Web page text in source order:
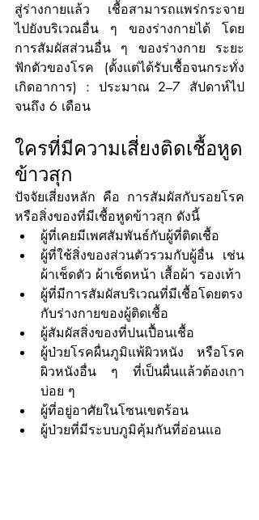
สู่ร่างกายแล้ว เชื้อสามารถแพร่กระจาย
ไปยังบริเวณอื่น ๆ ของร่างกายได้ โดย
การสัมผัสส่วนอื่น ๆ ของร่างกาย ระยะ
ฟักตัวของโรค (ตั้งแต่ได้รับเชื้อจนกระทั่ง
เกิดอาการ) : ประมาณ 2–7 สัปดาห์ไป
จนถึง 6 เดือน
ใครที่มีความเสี่ยงติดเชื้อหูด
ข้าวสุก
ปัจจัยเสี่ยงหลัก คือ การสัมผัสกับรอยโรค
หรือสิ่งของที่มีเชื้อหูดข้าวสุก ดังนี้
ผู้ที่เคยมีเพศสัมพันธ์กับผู้ที่ติดเชื้อ
ผู้ที่ใช้สิ่งของส่วนตัวรวมกับผู้อื่น เช่น
ผ้าเช็ดตัว ผ้าเช็ดหน้า เสื้อผ้า รองเท้า
ผู้ที่มีการสัมผัสบริเวณที่มีเชื้อโดยตรง
กับร่างกายของผู้ติดเชื้อ
ผู้สัมผัสสิ่งของที่ปนเปื้อนเชื้อ
ผู้ป่วยโรคผื่นภูมิแพ้ผิวหนัง  หรือโรค
ผิวหนังอื่น ๆ ที่เป็นผื่นแล้วต้องเกา
บ่อย ๆ
ผู้ที่อยู่อาศัยในโซนเขตร้อน
ผู้ป่วยที่มีระบบภูมิคุ้มกันที่อ่อนแอ